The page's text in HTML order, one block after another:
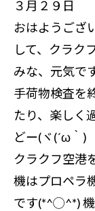
３月２９日
おはようござ
して、クラク
みな、元気です
手荷物検査を
たり、楽しく
どー(ヾ(´ω｀)
クラクフ空港
機はプロペラ
です(*^◯^*) 機